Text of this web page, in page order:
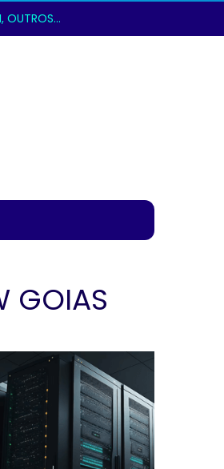
OUTROS...
GOIAS